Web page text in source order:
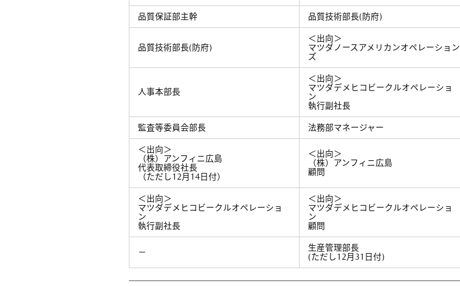
品質保証部主幹 品質技術部長(防府)
品質技術部長(防府)
＜出向＞
マツダノースアメリカンオペレーション
ズ
人事本部長
＜出向＞
マツダデメヒコビークルオペレーショ
ン
執行副社長
監査等委員会部長 法務部マネージャー
＜出向＞
（株）アンフィニ広島
代表取締役社長
（ただし12月14日付）
＜出向＞
（株）アンフィニ広島
顧問
＜出向＞
マツダデメヒコビークルオペレーショ
ン
執行副社長
＜出向＞
マツダデメヒコビークルオペレーショ
ン
顧問
－
生産管理部長
(ただし12月31日付)